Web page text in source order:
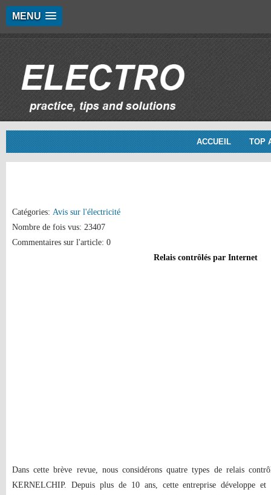
MENU
ACCUEIL TOP
Catégories: Avis sur l'électricité
Nombre de fois vus: 23407
Commentaires sur l'article: 0
Relais contrôlés par Internet
Dans cette brève revue, nous considérons quatre types de relais
KERNELCHIP. Depuis plus de 10 ans, cette entreprise développe et